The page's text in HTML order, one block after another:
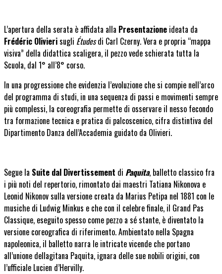
L’apertura della serata è affidata alla Presentazione ideata da
Frédéric Olivierisugli Étudesdi Carl Czerny. Vera e propria “mappa
visiva” della didattica scaligera, il pezzo vede schierata tutta la
Scuola, dal 1° all’8° corso.
In una progressione che evidenzia l’evoluzione che si compie nell’arco
del programma di studi, in una sequenza di passi e movimenti sempre
più complessi, la coreografia permette di osservare il nesso fecondo
tra formazione tecnica e pratica di palcoscenico, cifra distintiva del
Dipartimento Danza dell’Accademia guidato da Olivieri.
Segue la Suite dal Divertissement di Paquita, balletto classico fra
i più noti del repertorio, rimontato dai maestri Tatiana Nikonova e
Leonid Nikonov sulla versione creata da Marius Petipa nel 1881 con le
musiche di Ludwig Minkus e che con il celebre finale, il Grand Pas
Classique, eseguito spesso come pezzo a sé stante, è diventato la
versione coreografica di riferimento. Ambientato nella Spagna
napoleonica, il balletto narra le intricate vicende che portano
all’unione dellagitana Paquita, ignara delle sue nobili origini, con
l’ufficiale Lucien d’Hervilly.